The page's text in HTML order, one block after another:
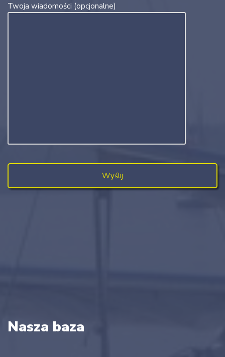
Twoja wiadomości (opcjonalne)
Nasza baza